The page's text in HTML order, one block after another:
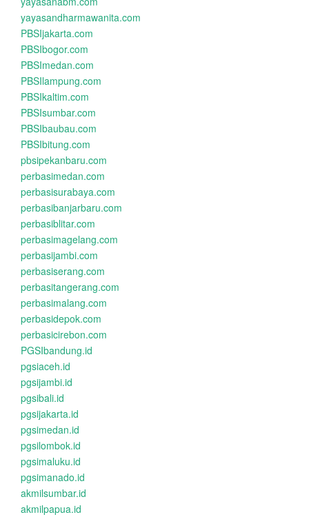
yayasandharmawanita.com
PBSIjakarta.com
PBSIbogor.com
PBSImedan.com
PBSIlampung.com
PBSIkaltim.com
PBSIsumbar.com
PBSIbaubau.com
PBSIbitung.com
pbsipekanbaru.com
perbasimedan.com
perbasisurabaya.com
perbasibanjarbaru.com
perbasiblitar.com
perbasimagelang.com
perbasijambi.com
perbasiserang.com
perbasitangerang.com
perbasimalang.com
perbasidepok.com
perbasicirebon.com
PGSIbandung.id
pgsiaceh.id
pgsijambi.id
pgsibali.id
pgsijakarta.id
pgsimedan.id
pgsilombok.id
pgsimaluku.id
pgsimanado.id
akmilsumbar.id
akmilpapua.id